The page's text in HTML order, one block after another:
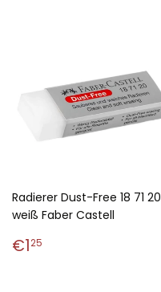
Radierer Dust-Free 18 71 20
weiß Faber Castell
Normaler
€125